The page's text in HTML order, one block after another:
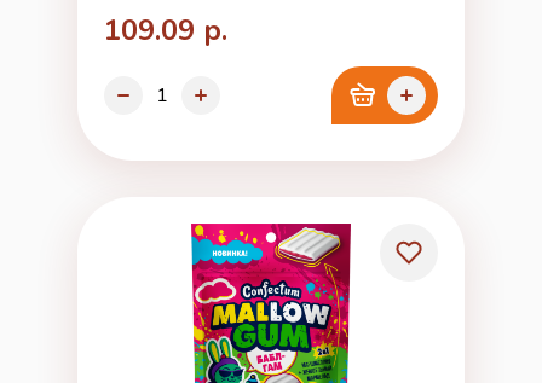
109.09 р.